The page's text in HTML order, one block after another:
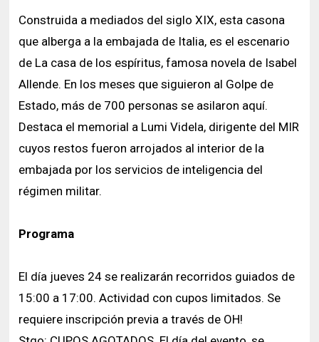
Construida a mediados del siglo XIX, esta casona
que alberga a la embajada de Italia, es el escenario
de La casa de los espíritus, famosa novela de Isabel
Allende. En los meses que siguieron al Golpe de
Estado, más de 700 personas se asilaron aquí.
Destaca el memorial a Lumi Videla, dirigente del MIR
cuyos restos fueron arrojados al interior de la
embajada por los servicios de inteligencia del
régimen militar.
Programa
El día jueves 24 se realizarán recorridos guiados de
15:00 a 17:00. Actividad con cupos limitados. Se
requiere inscripción previa a través de OH!